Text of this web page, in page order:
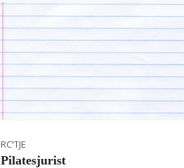
RC'TJE
Pilatesjurist